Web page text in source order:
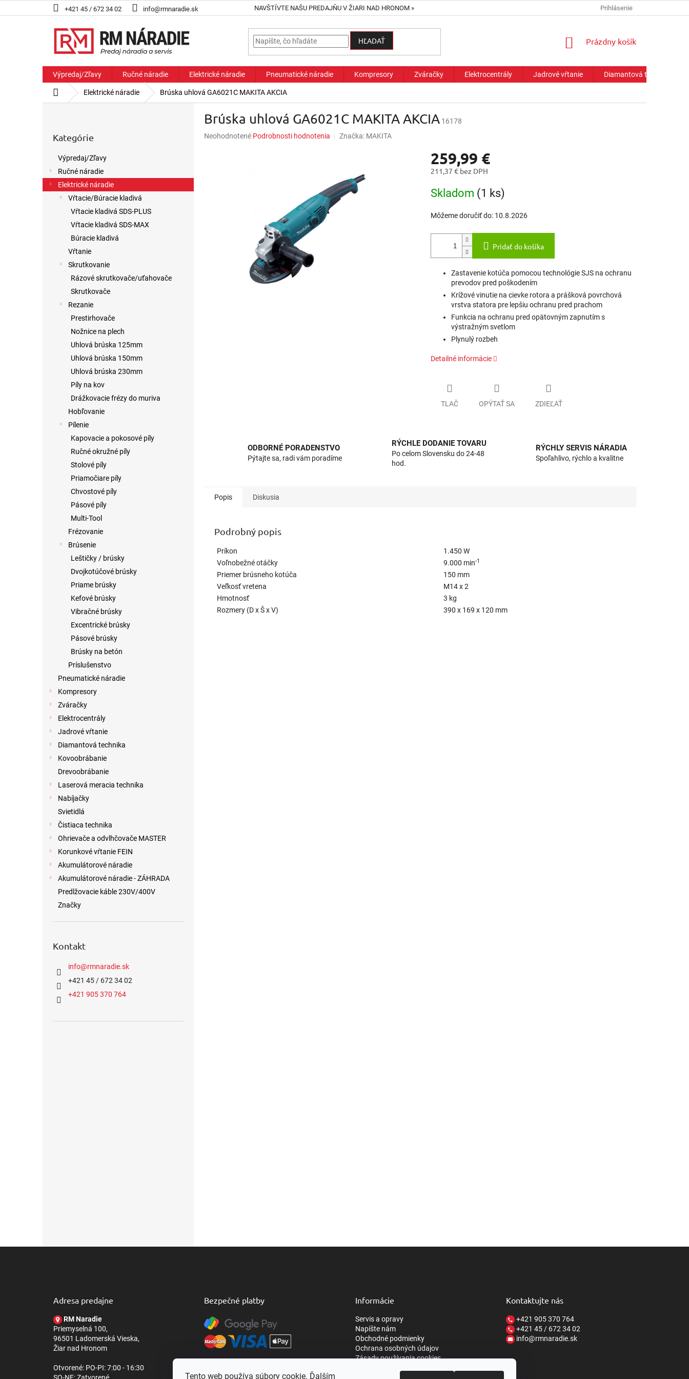
Tento web používa súbory cookie. Ďalším
na
+421 45 / 672 34 02 info@rmnaradie.sk NAVŠTÍVTE NAŠU PREDAJŇU V ŽIARI NAD HRONOM » Prihlásenie
HĽADAŤ
NÁKUPNÝ
Prázdny košík
Výpredaj/Zľavy Ručné náradie Elektrické náradie Pneumatické náradie Kompresory Zváračky Elektrocentrály Jadrové vŕtanie Diamantová technika
DomovElektrické náradie Brúska uhlová GA6021C MAKITA AKCIA
a
kategórie
Kategórie
Výpredaj/Zľavy
Ručné náradie
Elektrické náradie
Vŕtacie/Búracie kladivá
Vŕtacie kladivá SDS-PLUS
Vŕtacie kladivá SDS-MAX
Búracie kladivá
Vŕtanie
Skrutkovanie
Rázové skrutkovače/uťahovače
Skrutkovače
Rezanie
Prestirhovače
Nožnice na plech
Uhlová brúska 125mm
Uhlová brúska 150mm
Uhlová brúska 230mm
Píly na kov
Drážkovacie frézy do muriva
Hobľovanie
Pílenie
Kapovacie a pokosové píly
Ručné okružné píly
Stolové píly
Priamočiare píly
Chvostové píly
Pásové píly
Multi-Tool
Frézovanie
Brúsenie
Leštičky / brúsky
Dvojkotúčové brúsky
Priame brúsky
Kefové brúsky
Vibračné brúsky
Excentrické brúsky
Pásové brúsky
Brúsky na betón
Príslušenstvo
Pneumatické náradie
Kompresory
Zváračky
Elektrocentrály
Jadrové vŕtanie
Diamantová technika
Kovoobrábanie
Drevoobrábanie
Laserová meracia technika
Nabíjačky
Svietidlá
Čistiaca technika
Ohrievače a odvlhčovače MASTER
Korunkové vŕtanie FEIN
Akumulátorové náradie
Akumulátorové náradie - ZÁHRADA
Predlžovacie káble 230V/400V
Značky
Kontakt
info@rmnaradie.sk
+421 45 / 672 34 02
+421 905 370 764
Brúska uhlová GA6021C MAKITA AKCIA 16178
Priemerné
Neohodnotené Podrobnosti hodnotenia Značka: MAKITA
259,99 €
211,37 € bez DPH
cena:
Skladom (1 ks)
Môžeme doručiť do: 10.8.2026
Pridať do košíka
Zastavenie kotúča pomocou technológie SJS na ochranu
prevodov pred poškodením
Krížové vinutie na cievke rotora a prášková povrchová
vrstva statora pre lepšiu ochranu pred prachom
Funkcia na ochranu pred opätovným zapnutím s
výstražným svetlom
Plynulý rozbeh
Detailné informácie
TLAČ OPÝTAŤ SA ZDIEĽAŤ
ODBORNÉ PORADENSTVO
Pýtajte sa, radi vám poradíme
RÝCHLE DODANIE TOVARU
Po celom Slovensku do 24-48
hod.
RÝCHLY SERVIS NÁRADIA
Spoľahlivo, rýchlo a kvalitne
Popis Diskusia
Podrobný popis
Príkon
1.450 W
Voľnobežné otáčky
9.000 min-1
Priemer brúsneho kotúča
150 mm
Veľkosť vretena
M14 x 2
Hmotnosť
3 kg
Rozmery (D x Š x V)
390 x 169 x 120 mm
Adresa predajne
RM Naradie
Priemyselná 100,
96501 Ladomerská Vieska,
Žiar nad Hronom
Otvorené: PO-PI: 7:00 - 16:30
Bezpečné platby Informácie
Servis a opravy
Napíšte nám
Obchodné podmienky
Ochrana osobných údajov
Zásady používania cookies
Kontaktujte nás
+421 905 370 764
+421 45 / 672 34 02
info@rmnaradie.sk